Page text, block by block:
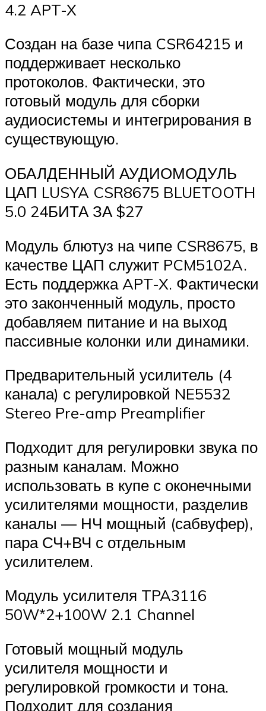
4.2 APT-X
Создан на базе чипа CSR64215 и
поддерживает несколько
протоколов. Фактически, это
готовый модуль для сборки
аудиосистемы и интегрирования в
существующую.
ОБАЛДЕННЫЙ АУДИОМОДУЛЬ
ЦАП LUSYA CSR8675 BLUETOOTH
5.0 24БИТА ЗА $27
Модуль блютуз на чипе CSR8675, в
качестве ЦАП служит PCM5102A.
Есть поддержка APT-X. Фактически
это законченный модуль, просто
добавляем питание и на выход
пассивные колонки или динамики.
Предварительный усилитель (4
канала) с регулировкой NE5532
Stereo Pre-amp Preamplifier
Подходит для регулировки звука по
разным каналам. Можно
использовать в купе с оконечными
усилителями мощности, разделив
каналы — НЧ мощный (сабвуфер),
пара СЧ+ВЧ с отдельным
усилителем.
Модуль усилителя TPA3116
50W*2+100W 2.1 Channel
Готовый мощный модуль
усилителя мощности и
регулировкой громкости и тона.
Подходит для создания